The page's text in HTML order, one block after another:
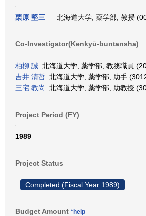
栗原 堅三 北海道大学, 薬学部, 教授
Co-Investigator(Kenkyū-buntansha)
柏柳 誠 北海道大学, 薬学部, 教務職員
吉井 清哲 北海道大学, 薬学部, 助手
三宅 教尚
北海道大学, 薬学部, 助教授
Project Period (FY)
1989
Project Status
Completed (Fiscal Year 1989)
Budget Amount *help